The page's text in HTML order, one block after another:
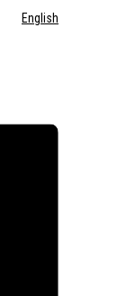
English